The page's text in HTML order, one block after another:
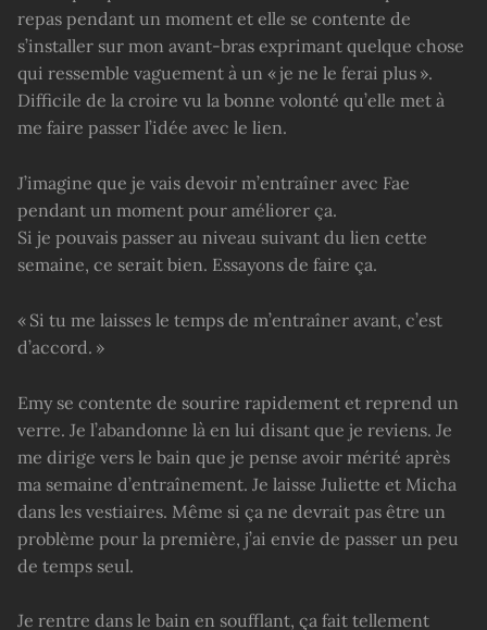
repas pendant un moment et elle se contente de
s’installer sur mon avant-bras exprimant quelque chose
qui ressemble vaguement à un « je ne le ferai plus ».
Difficile de la croire vu la bonne volonté qu’elle met à
me faire passer l’idée avec le lien.
J’imagine que je vais devoir m’entraîner avec Fae
pendant un moment pour améliorer ça.
Si je pouvais passer au niveau suivant du lien cette
semaine, ce serait bien. Essayons de faire ça.
« Si tu me laisses le temps de m’entraîner avant, c’est
d’accord. »
Emy se contente de sourire rapidement et reprend un
verre. Je l’abandonne là en lui disant que je reviens. Je
me dirige vers le bain que je pense avoir mérité après
ma semaine d’entraînement. Je laisse Juliette et Micha
dans les vestiaires. Même si ça ne devrait pas être un
problème pour la première, j’ai envie de passer un peu
de temps seul.
Je rentre dans le bain en soufflant, ça fait tellement